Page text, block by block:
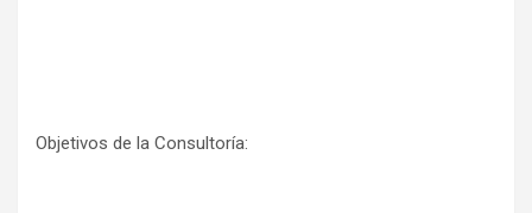
Objetivos de la Consultoría: